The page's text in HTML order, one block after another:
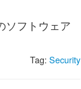
ソフトウェア
Tag:Security